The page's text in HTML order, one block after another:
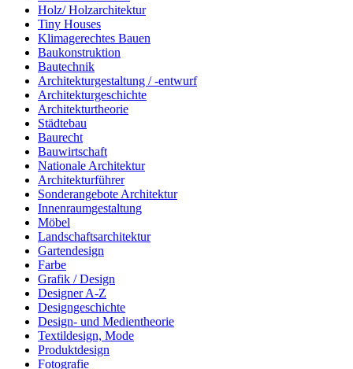
Holz/ Holzarchitektur
Tiny Houses
Klimagerechtes Bauen
Baukonstruktion
Bautechnik
Architekturgestaltung / -entwurf
Architekturgeschichte
Architekturtheorie
Städtebau
Baurecht
Bauwirtschaft
Nationale Architektur
Architekturführer
Sonderangebote Architektur
Innenraumgestaltung
Möbel
Landschaftsarchitektur
Gartendesign
Farbe
Grafik / Design
Designer A-Z
Designgeschichte
Design- und Medientheorie
Textildesign, Mode
Produktdesign
Fotografie